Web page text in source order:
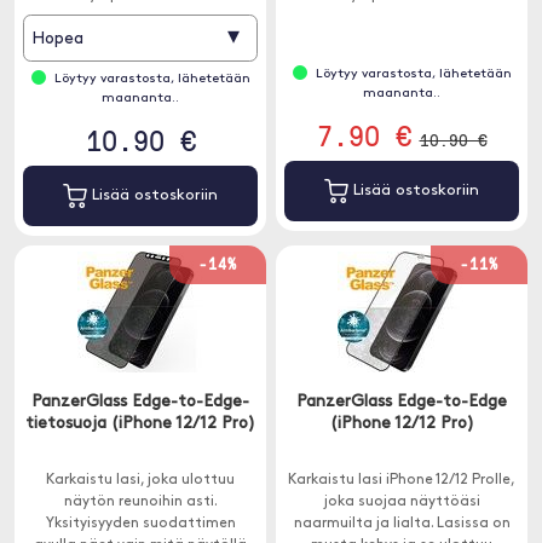
Hopea ▾
Löytyy varastosta, lähetetään
maananta..
10.90 €
Lisää ostoskoriin
Löytyy varastosta, lähetetään
maananta..
7.90 € 10.90 €
Lisää ostoskoriin
-14%
PanzerGlass Edge-to-Edge-
tietosuoja (iPhone 12/12 Pro)
Karkaistu lasi, joka ulottuu
näytön reunoihin asti.
Yksityisyyden suodattimen
-11%
PanzerGlass Edge-to-Edge
(iPhone 12/12 Pro)
Karkaistu lasi iPhone 12/12 Prolle,
joka suojaa näyttöäsi
naarmuilta ja lialta. Lasissa on